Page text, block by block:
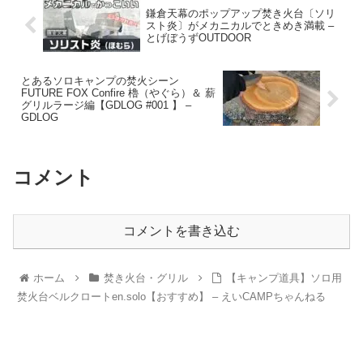
鎌倉天幕のポップアップ焚き火台〔ソリ
スト炎〕がメカニカルでときめき満載 –
とげぼうずOUTDOOR
とあるソロキャンプの焚火シーン
FUTURE FOX Confire 櫓（やぐら）＆ 薪
グリルラージ編【GDLOG #001 】 –
GDLOG
コメント
コメントを書き込む
ホーム 焚き火台・グリル
【キャンプ道具】ソロ用
焚火台ベルクロートen.solo【おすすめ】 – えいCAMPちゃんねる